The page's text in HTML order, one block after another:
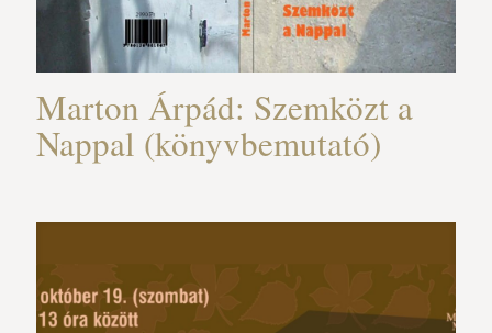
Marton Árpád: Szemközt a
Nappal (könyvbemutató)